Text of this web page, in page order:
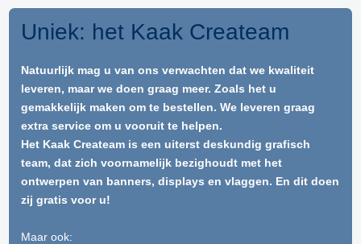
Uniek: het Kaak Createam
Natuurlijk mag u van ons verwachten dat we kwaliteit
leveren, maar we doen graag meer. Zoals het u
gemakkelijk maken om te bestellen. We leveren graag
extra service om u vooruit te helpen.
Het Kaak Createam is een uiterst deskundig grafisch
team, dat zich voornamelijk bezighoudt met het
ontwerpen van banners, displays en vlaggen. En dit doen
zij gratis voor u!
Maar ook: